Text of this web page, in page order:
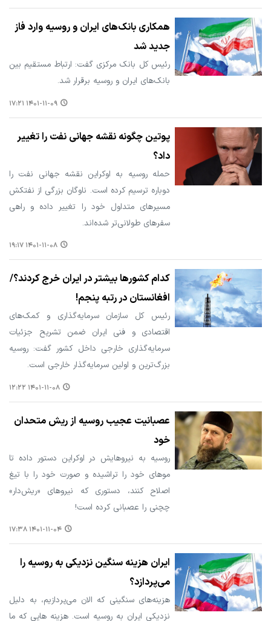
همکاری بانک‌های ایران و روسیه وارد فاز
جدید شد
رئیس کل بانک مرکزی گفت: ‏ارتباط مستقیم بین
بانک‌های ایران و روسیه برقرار شد.
۱۴۰۱-۱۱-۰۹ ۱۷:۲۱
پوتین چگونه نقشه جهانی نفت را تغییر
داد؟
حمله روسیه به اوکراین نقشه جهانی نفت را
دوباره ترسیم کرده است. ناوگان بزرگی از نفتکش
مسیرهای متداول خود را تغییر داده و راهی
سفرهای طولانی‌تر شده‌اند.
۱۴۰۱-۱۱-۰۸ ۱۹:۱۷
کدام کشورها بیشتر در ایران خرج کردند؟/
افغانستان در رتبه پنجم!
رئیس کل سازمان سرمایه‌گذاری و کمک‌های
اقتصادی و فنی ایران ضمن تشریح جزئیات
سرمایه‌گذاری خارجی داخل کشور گفت: روسیه
بزرگ‌ترین و اولین سرمایه‌گذار خارجی است.
۱۴۰۱-۱۱-۰۸ ۱۲:۲۲
عصبانیت عجیب روسیه از ریش متحدان
خود
روسیه به نیروهایش در اوکراین دستور داده تا
موهای خود را تراشیده و صورت خود را با تیغ
اصلاح کنند، دستوری که نیروهای «ریش‌دار»
چچنی را عصبانی کرده است!
۱۴۰۱-۱۱-۰۴ ۱۷:۳۸
ایران هزینه سنگین نزدیکی به روسیه را
می‌پردازد؟
هزینه‌های سنگینی که الان می‌پردازیم، به دلیل
نزدیکی ایران به روسیه است. هزینه هایی که ما